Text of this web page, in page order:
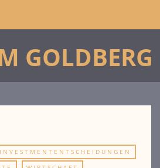
INVESTMENTENTSCHEIDUNGEN